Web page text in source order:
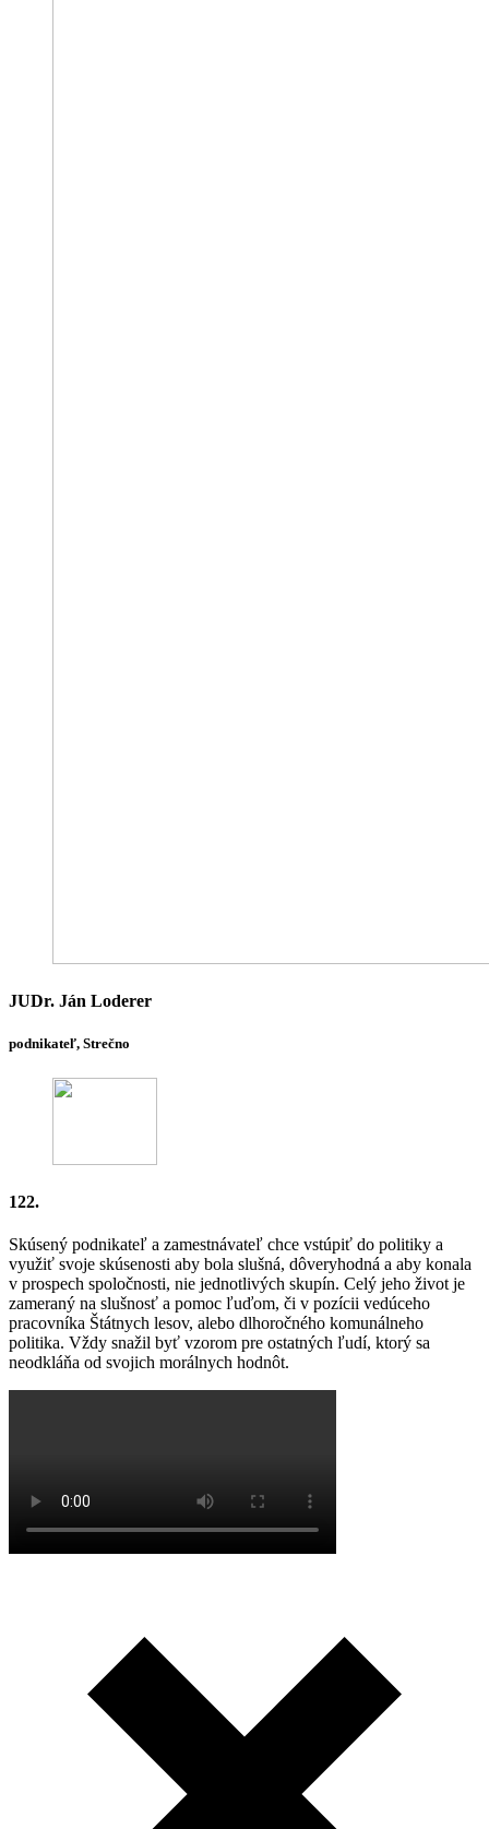
JUDr. Ján Loderer
podnikateľ, Strečno
122.
Skúsený podnikateľ a zamestnávateľ chce vstúpiť do politiky a
využiť svoje skúsenosti aby bola slušná, dôveryhodná a aby konala
v prospech spoločnosti, nie jednotlivých skupín. Celý jeho život je
zameraný na slušnosť a pomoc ľuďom, či v pozícii vedúceho
pracovníka Štátnych lesov, alebo dlhoročného komunálneho
politika. Vždy snažil byť vzorom pre ostatných ľudí, ktorý sa
neodkláňa od svojich morálnych hodnôt.